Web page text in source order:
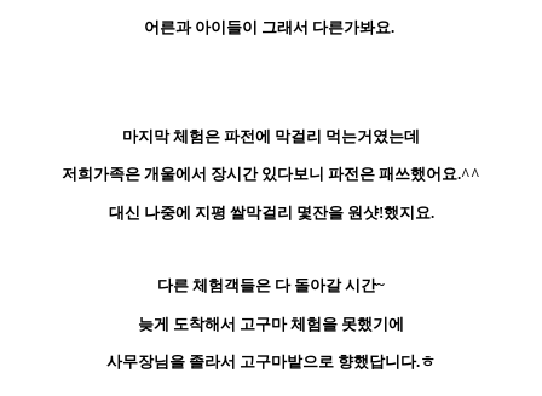
어른과 아이들이 그래서 다른가봐요.
마지막 체험은 파전에 막걸리 먹는거였는데
저희가족은 개울에서 장시간 있다보니 파전은 패쓰했어요.^^
대신 나중에 지평 쌀막걸리 몇잔을 원샷!했지요.
다른 체험객들은 다 돌아갈 시간~
늦게 도착해서 고구마 체험을 못했기에
사무장님을 졸라서 고구마밭으로 향했답니다.ㅎ